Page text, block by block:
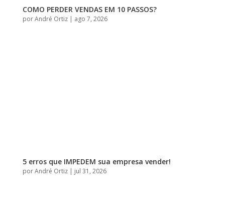
COMO PERDER VENDAS EM 10 PASSOS?
porAndré Ortiz| ago 7, 2026
5 erros que IMPEDEM sua empresa vender!
porAndré Ortiz| jul 31, 2026